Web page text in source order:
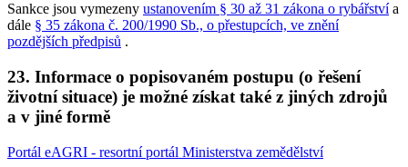
Sankce jsou vymezeny ustanovením § 30 až 31 zákona o rybářstvía
dále § 35 zákona č. 200/1990 Sb., o přestupcích, ve znění
pozdějších předpisů .
23. Informace o popisovaném postupu (o řešení
životní situace) je možné získat také z jiných zdrojů
a v jiné formě
Portál eAGRI - resortní portál Ministerstva zemědělství